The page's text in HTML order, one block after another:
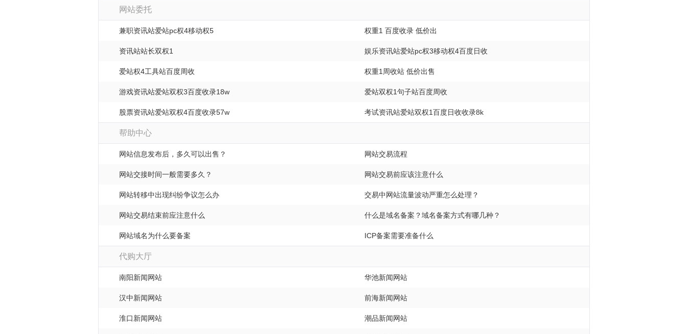
网站委托
兼职资讯站爱站pc权4移动权5 权重1 百度收录 低价出
资讯站站长双权1 娱乐资讯站爱站pc权3移动权4百度日收
爱站权4工具站百度周收 权重1周收站 低价出售
游戏资讯站爱站双权3百度收录18w 爱站双权1句子站百度周收
股票资讯站爱站双权4百度收录57w 考试资讯站爱站双权1百度日收收录8k
帮助中心
网站信息发布后，多久可以出售？ 网站交易流程
网站交接时间一般需要多久？ 网站交易前应该注意什么
网站转移中出现纠纷争议怎么办 交易中网站流量波动严重怎么处理？
网站交易结束前应注意什么 什么是域名备案？域名备案方式有哪几种？
网站域名为什么要备案 ICP备案需要准备什么
代购大厅
南阳新闻网站 华池新闻网站
汉中新闻网站 前海新闻网站
淮口新闻网站 潮品新闻网站